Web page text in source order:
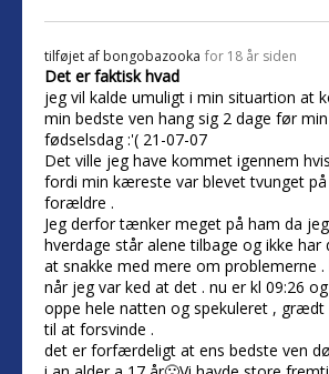
tilføjet af bongobazooka for 18 år siden
Det er faktisk hvad
jeg vil kalde umuligt i min situartion at
min bedste ven hang sig 2 dage før
fødselsdag :'( 21-07-07
Det ville jeg have kommet igennem
fordi min kæreste var blevet tvunget
forældre .
Jeg derfor tænker meget på ham da
hverdage står alene tilbage og ikke har
at snakke med mere om problemerne .
når jeg var ked at det . nu er kl 09:26
oppe hele natten og spekuleret ,
til at forsvinde .
det er forfærdeligt at ens bedste ven